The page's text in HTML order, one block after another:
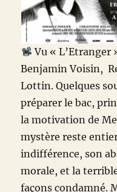
Vu « L’Etranger
Benjamin Voisin,
Lottin. Quelques
préparer le bac,
la motivation de
mystère reste
indifférence, son
morale, et la
façons condamné.